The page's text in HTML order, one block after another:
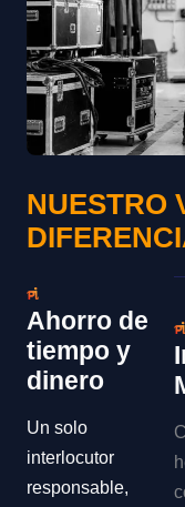
NUESTRO
Ahorro de
tiempo y
dinero
Un solo
interlocutor
responsable,